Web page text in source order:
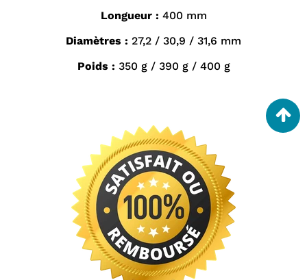
Longueur : 400 mm
Diamètres : 27,2 / 30,9 / 31,6 mm
Poids : 350 g / 390 g / 400 g